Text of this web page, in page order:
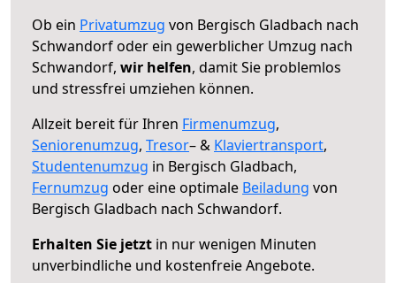
Ob ein Privatumzug von Bergisch Gladbach nach
Schwandorf oder ein gewerblicher Umzug nach
Schwandorf, wir helfen, damit Sie problemlos
und stressfrei umziehen können.
Allzeit bereit für Ihren Firmenumzug,
Seniorenumzug, Tresor– & Klaviertransport,
Studentenumzug in Bergisch Gladbach,
Fernumzug oder eine optimale Beiladung von
Bergisch Gladbach nach Schwandorf.
Erhalten Sie jetzt in nur wenigen Minuten
unverbindliche und kostenfreie Angebote.